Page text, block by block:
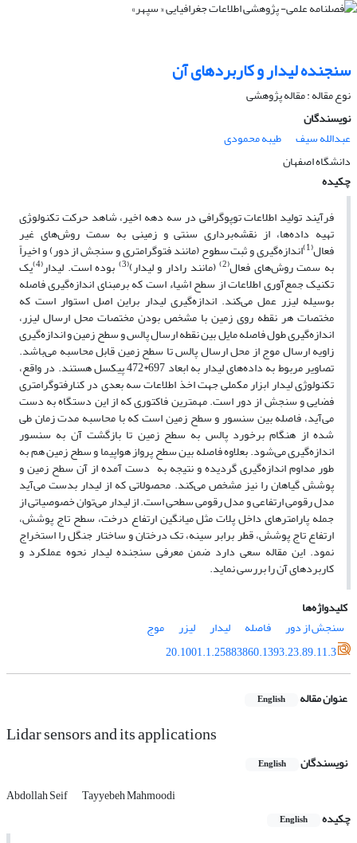
سنجنده لیدار و کاربردهای آن
نوع مقاله : مقاله پژوهشی
نویسندگان
عبدالله سیف
طیبه محمودی
دانشگاه اصفهان
چکیده
فرآیند تولید اطلاعات توپوگرافی در سه دهه اخیر، شاهد حرکت تکنولو‍ژی
تهیه داده‌ها، از نقشه‌برداری سنتی و زمینی به سمت روش‌های غیر
فعال(1) اندازه‌گیری و ثبت سطوح (مانند فتوگرامتری و سنجش از دور) و اخیراً
به سمت روش‌های فعال(2) (مانند رادار و لیدار)(3) بوده است. لیدار(4) یک
تکنیک جمع‌آوری اطلاعات از سطح اشیاء است که برمبنای اندازه‌گیری فاصله
بوسیله لیزر عمل می‌کند. اندازه‌گیری لیدار براین اصل استوار است که
مختصات هر نقطه روی زمین با مشخص بودن مختصات محل ارسال لیزر،
اندازه‌گیری طول فاصله مایل بین نقطه ارسال پالس و سطح زمین و اندازه‌گیری
زاویه ارسال موج از محل ارسال پالس تا سطح زمین قابل محاسبه می‌باشد.
تصاویر مربوط به داده‌های لیدار به ابعاد 697*472 پیکسل هستند. در واقع،
تکنولوژی لیدار ابزار مکملی جهت اخذ اطلاعات سه بعدی در کنارفتوگرامتری
فضایی و سنجش از دور است. مهمترین فاکتوری که از این دستگاه به دست
می‌آید، فاصله بین سنسور و سطح زمین است که با محاسبه مدت زمان طی
شده از هنگام برخورد پالس به سطح زمین تا بازگشت آن به سنسور
اندازه‌گیری می‌شود. بعلاوه فاصله بین سطح پرواز هواپیما و سطح زمین هم به
طور مداوم اندازه‌گیری گردیده و نتیجه به دست آمده از آن سطح زمین و
پوشش گیاهان را نیز مشخص می‌کند. محصولاتی که از لیدار بدست می‌آید
مدل رقومی ارتفاعی و مدل رقومی سطحی است. از لیدار می‌توان خصوصیاتی از
جمله پارامترهای داخل پلات مثل میانگین ارتفاع درخت، سطح تاج پوشش،
ارتفاع تاج پوشش، قطر برابر سینه، تک درختان و ساختار جنگل را استخراج
نمود. این مقاله سعی دارد ضمن معرفی سنجنده لیدار نحوه عملکرد و
کاربردهای آن را بررسی نماید.
کلیدواژه‌ها
سنجش از دور
فاصله لیدار لیزر
موج
20.1001.1.25883860.1393.23.89.11.3
عنوان مقاله English
Lidar sensors and its applications
نویسندگان English
Abdollah Seif
Tayyebeh Mahmoodi
چکیده
English